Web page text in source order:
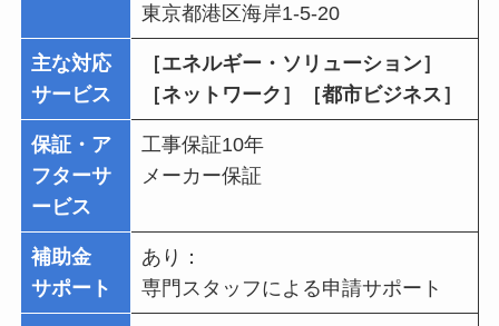
東京都港区海岸1-5-20
主な対応
サービス
［エネルギー・ソリューション］
［ネットワーク］［都市ビジネス］
保証・ア
フターサ
ービス
工事保証10年
メーカー保証
補助金
サポート
あり：
専門スタッフによる申請サポート